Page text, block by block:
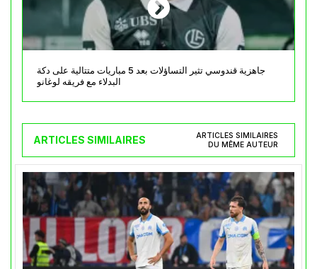
جاهزية قندوسي تثير التساؤلات بعد 5 مباريات متتالية على دكة
البدلاء مع فريقه لوغانو
ARTICLES SIMILAIRES
ARTICLES SIMILAIRES
DU MÊME AUTEUR